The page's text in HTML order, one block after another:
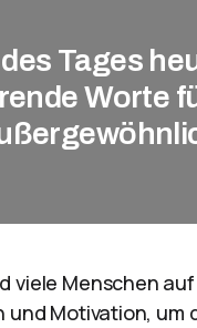
Tages
Worte
viele Menschen
und Motivation, um